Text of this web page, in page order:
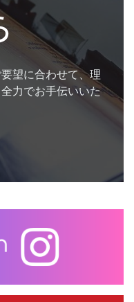
望に合わせて、理
力でお手伝いいた